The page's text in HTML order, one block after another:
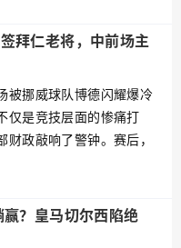
格局，而都灵、克雷莫纳
临抢分压力。以下是四场
拜仁老将，中前场主
被挪威球队博德闪耀爆冷
仅是竞技层面的惨痛打
财政敲响了警钟。赛后，
业内人士均纷纷关注起国
过去几个赛季，国米借助
？皇马切尔西陷绝